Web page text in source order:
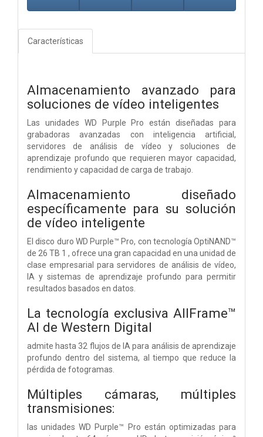
Características
Almacenamiento avanzado para
soluciones de vídeo inteligentes
Las unidades WD Purple Pro están diseñadas para
grabadoras avanzadas con inteligencia artificial,
servidores de análisis de vídeo y soluciones de
aprendizaje profundo que requieren mayor capacidad,
rendimiento y capacidad de carga de trabajo.
Almacenamiento diseñado
específicamente para su solución
de vídeo inteligente
El disco duro WD Purple™ Pro, con tecnología OptiNAND™
de 26 TB 1 , ofrece una gran capacidad en una unidad de
clase empresarial para servidores de análisis de vídeo,
IA y sistemas de aprendizaje profundo para permitir
resultados basados ​​en datos.
La tecnología exclusiva AllFrame™
AI de Western Digital
admite hasta 32 flujos de IA para análisis de aprendizaje
profundo dentro del sistema, al tiempo que reduce la
pérdida de fotogramas.
Múltiples cámaras, múltiples
transmisiones:
las unidades WD Purple™ Pro están optimizadas para